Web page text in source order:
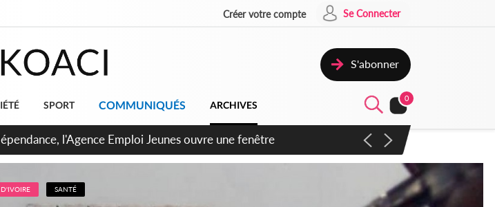
Créer votre compte Se Connecter
S'abonner
SPORT COMMUNIQUÉS ARCHIVES
0
les agents contractuels obtiennent un accord avec la
SANTÉ